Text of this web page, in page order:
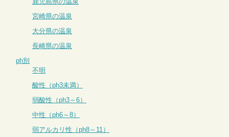
宮崎県の温泉
大分県の温泉
長崎県の温泉
ph別
不明
酸性（ph3未満）
弱酸性（ph3～6）
中性（ph6～8）
弱アルカリ性（ph8～11）